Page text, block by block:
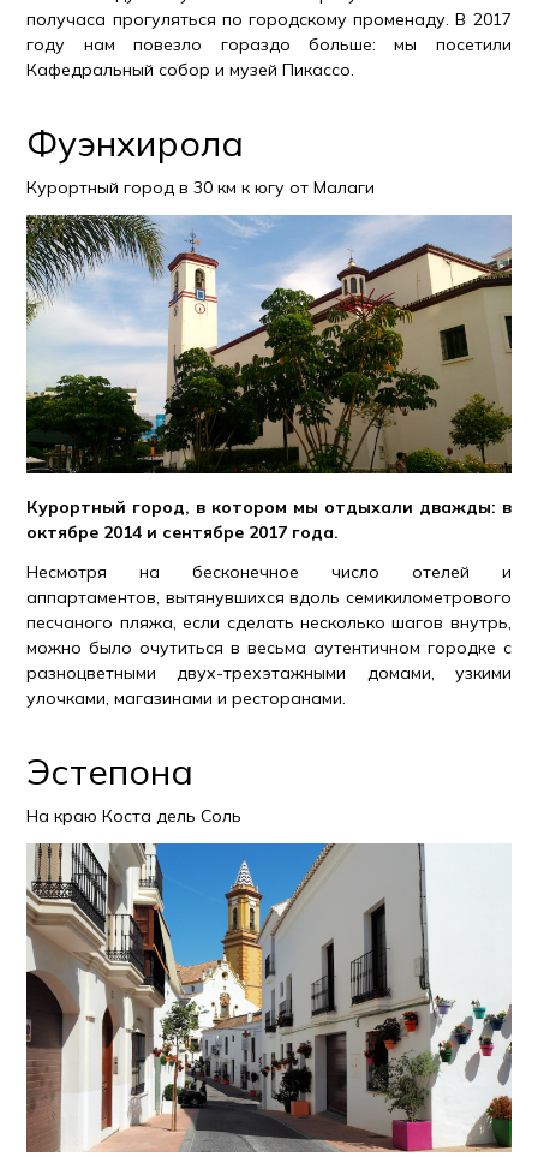
получаса прогуляться по городскому променаду. В 2017
году нам повезло гораздо больше: мы посетили
Кафедральный собор и музей Пикассо.
Фуэнхирола
Курортный город в 30 км к югу от Малаги
Курортный город, в котором мы отдыхали дважды: в
октябре 2014 и сентябре 2017 года.
Несмотря на бесконечное число отелей и
аппартаментов, вытянувшихся вдоль семикилометрового
песчаного пляжа, если сделать несколько шагов внутрь,
можно было очутиться в весьма аутентичном городке с
разноцветными двух-трехэтажными домами, узкими
улочками, магазинами и ресторанами.
Эстепона
На краю Коста дель Соль